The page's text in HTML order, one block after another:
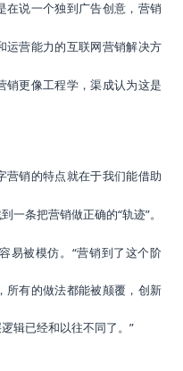
在说一个独到广告创意，营销
运营能力的互联网营销解决方
销更像工程学，渠成认为这是
营销的特点就在于我们能借助
一条把营销做正确的“轨迹”。
易被模仿。“营销到了这个阶
所有的做法都能被颠覆，创新
辑已经和以往不同了。”